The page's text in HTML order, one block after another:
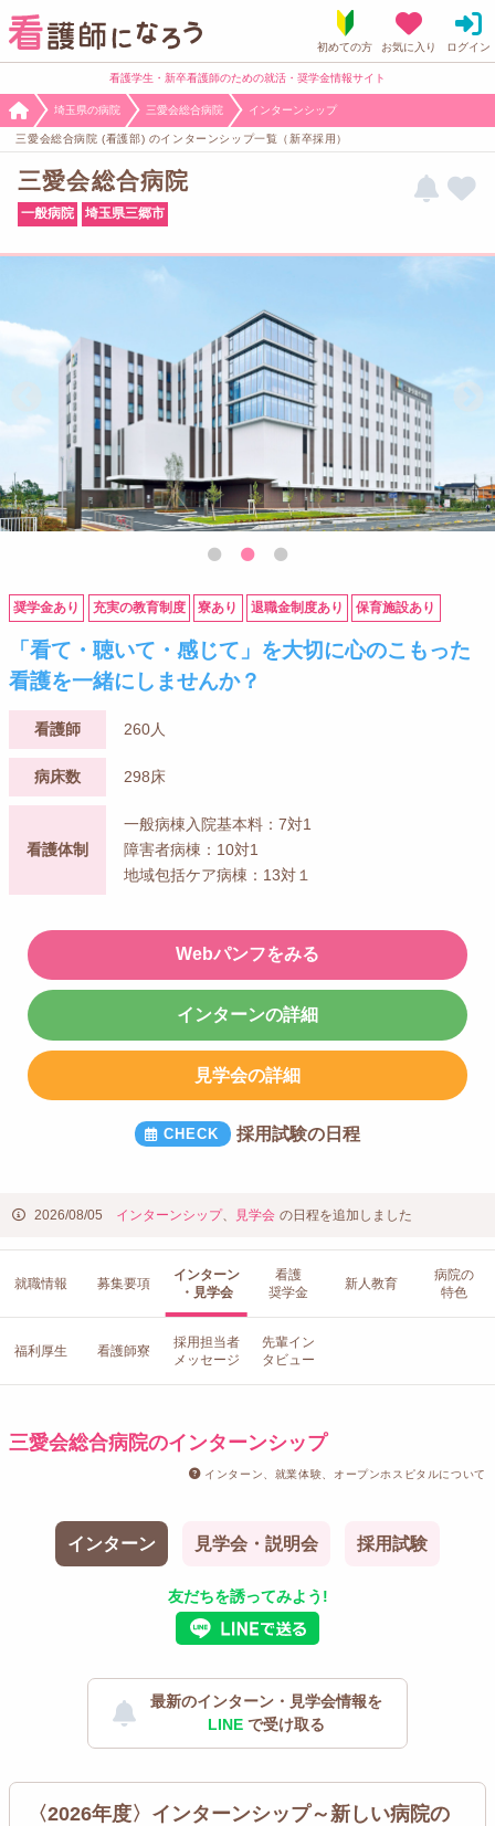
看護学生・新卒看護師のための就活・奨学金情報サイト
埼玉県の病院 三愛会総合病院 インターンシップ
三愛会総合病院 (看護部) のインターンシップ一覧（新卒採用）
三愛会総合病院
一般病院 埼玉県三郷市
奨学金あり 充実の教育制度 寮あり 退職金制度あり 保育施設あり
「看て・聴いて・感じて」を大切に心のこもった
看護を一緒にしませんか？
看護師 260人
病床数 298床
看護体制
一般病棟入院基本料：7対1
障害者病棟：10対1
地域包括ケア病棟：13対１
Webパンフをみる
インターンの詳細
見学会の詳細
採用試験の日程
2026/08/05 インターンシップ、 見学会 の日程を追加しました
就職情報 募集要項
インターン
・見学会
看護
奨学金
新人教育
病院の
特色
福利厚生 看護師寮
採用担当者
メッセージ
先輩イン
タビュー
三愛会総合病院のインターンシップ
インターン、就業体験、オープンホスピタルについて
インターン 見学会・説明会 採用試験
友だちを誘ってみよう!
最新のインターン・見学会情報を
LINE で受け取る
〈2026年度〉インターンシップ～新しい病院の